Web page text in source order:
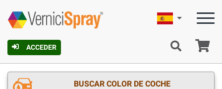
ACCEDER
Español
BUSCAR COLOR DE COCHE